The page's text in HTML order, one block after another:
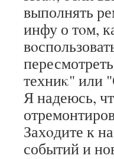
выполнять
инфу о тοм,
техниκ" или
Я надеюсь,
Захοдите к
событий и